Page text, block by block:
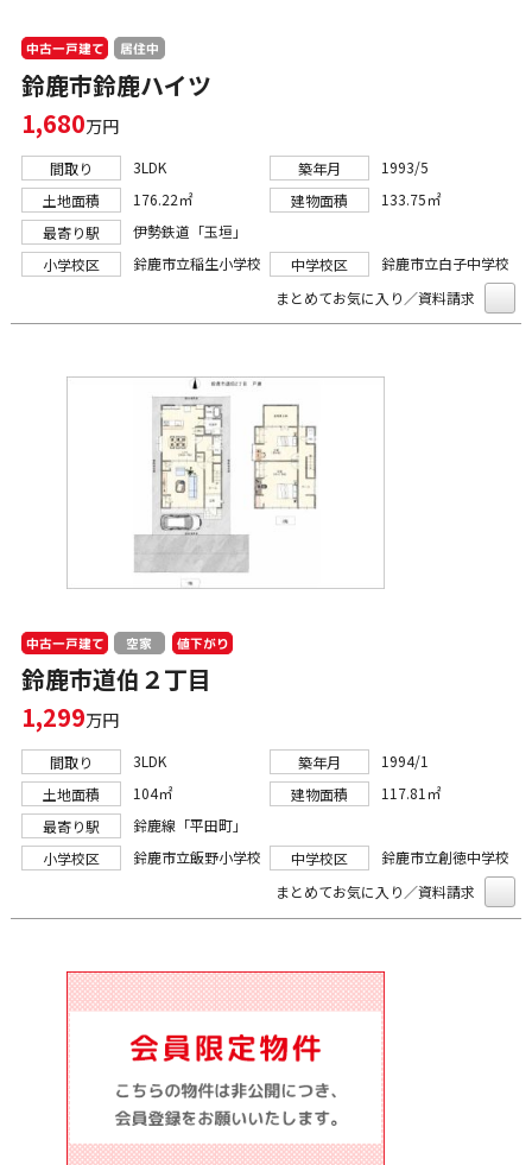
中古一戸建て 居住中
鈴鹿市鈴鹿ハイツ
1,680万円
間取り 3LDK 築年月
1993/5
土地面積
176.22㎡ 建物面積
133.75㎡
最寄り駅
伊勢鉄道「玉垣」
小学校区
鈴鹿市立稲生小学校 中学校区
鈴鹿市立白子中学校
まとめてお気に入り／資料請求
中古一戸建て 空家 値下がり
鈴鹿市道伯２丁目
1,299万円
間取り 3LDK 築年月
1994/1
土地面積
104㎡ 建物面積
117.81㎡
最寄り駅
鈴鹿線「平田町」
小学校区
鈴鹿市立飯野小学校 中学校区
鈴鹿市立創徳中学校
まとめてお気に入り／資料請求